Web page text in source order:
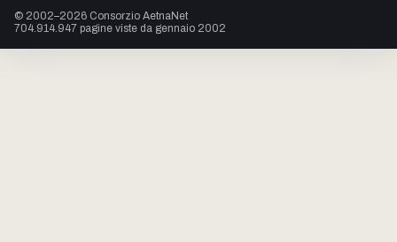
© 2002–2026 Consorzio AetnaNet
704.914.947 pagine viste da gennaio 2002